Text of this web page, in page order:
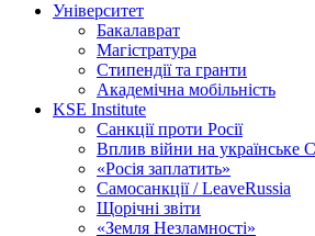
Університет
Бакалаврат
Магістратура
Стипендії та гранти
Академічна мобільність
KSE Institute
Санкції проти Росії
Вплив війни на українське
«Росія заплатить»
Самосанкції / LeaveRussia
Щорічні звіти
«Земля Незламності»